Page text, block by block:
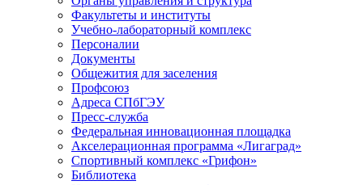
Факультеты и институты
Учебно-лабораторный комплекс
Персоналии
Документы
Общежития для заселения
Профсоюз
Адреса СПбГЭУ
Пресс-служба
Федеральная инновационная площадка
Акселерационная программа «Лигаград»­­
Спортивный комплекс «Грифон»
Библиотека